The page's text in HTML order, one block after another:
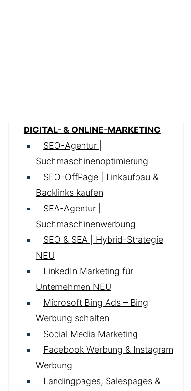
DIGITAL- & ONLINE-MARKETING
SEO-Agentur |
Suchmaschinenoptimierung
SEO-OffPage | Linkaufbau &
Backlinks kaufen
SEA-Agentur |
Suchmaschinenwerbung
SEO & SEA | Hybrid-Strategie
NEU
LinkedIn Marketing für
Unternehmen NEU
Microsoft Bing Ads – Bing
Werbung schalten
Social Media Marketing
Facebook Werbung & Instagram
Werbung
Landingpages, Salespages &